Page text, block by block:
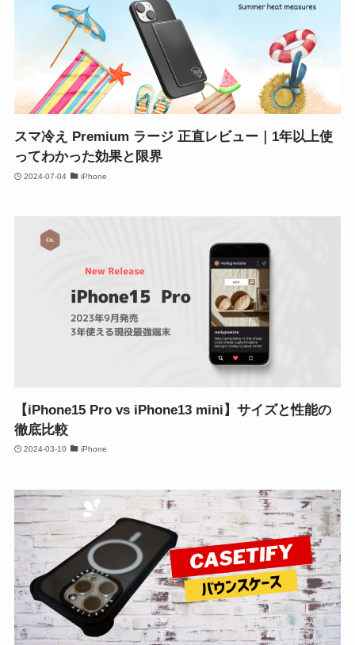
スマ冷え Premium ラージ 正直レビュー｜1年以上使
ってわかった効果と限界
2024-07-04 iPhone
【iPhone15 Pro vs iPhone13 mini】サイズと性能の
徹底比較
2024-03-10 iPhone